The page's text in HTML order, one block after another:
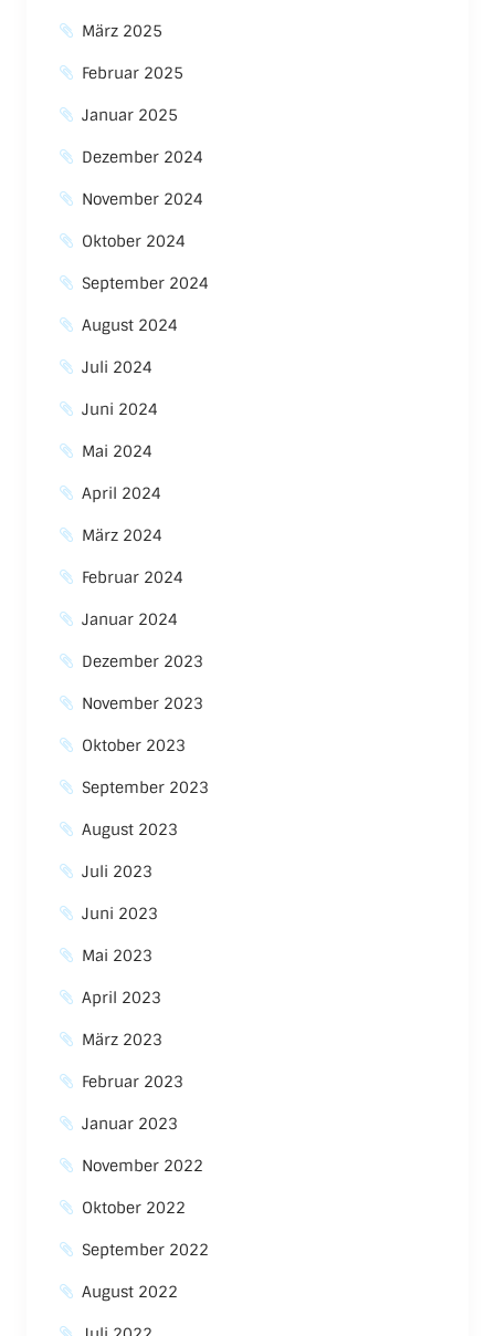
März 2025
Februar 2025
Januar 2025
Dezember 2024
November 2024
Oktober 2024
September 2024
August 2024
Juli 2024
Juni 2024
Mai 2024
April 2024
März 2024
Februar 2024
Januar 2024
Dezember 2023
November 2023
Oktober 2023
September 2023
August 2023
Juli 2023
Juni 2023
Mai 2023
April 2023
März 2023
Februar 2023
Januar 2023
November 2022
Oktober 2022
September 2022
August 2022